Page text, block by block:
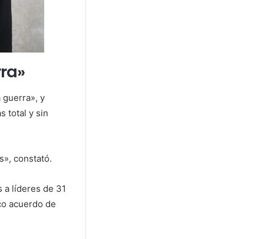
guerra», y
total y sin
constató.
a líderes de 31
acuerdo de